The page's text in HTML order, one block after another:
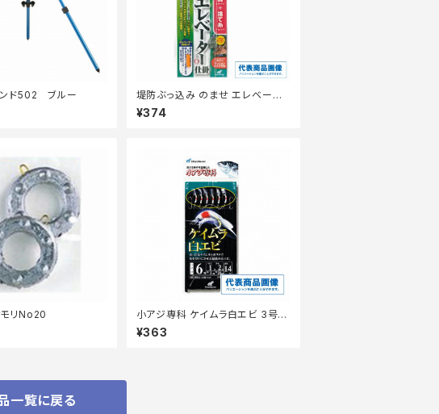
ンド502 ブルー
堤防ぶっ込み のませ エレベータ
ー仕掛 HD301ー12ー6
¥374
リNo20
小アジ専科 ケイムラ白エビ 3号 H
S202 【継続セール_仕掛】
¥363
一覧に戻る